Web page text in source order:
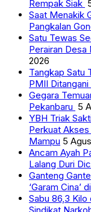
Rempak Siak
Saat Menakik
Pangkalan
Satu Tewas
Perairan Desa
2026
Tangkap Satu
PMII Ditangani
Gegara
Pekanbaru 5
YBH Triak
Perkuat
Mampu 5
Ancam Ayah
Lalang Duri
Ganteng
‘Garam Cina’
Sabu 86,3 Kilo